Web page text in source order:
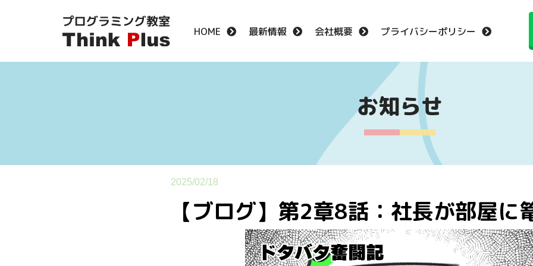
HOME 最新情報 会社概要 プライバシーポリシー
お知らせ
2025/02/18
【ブログ】第2章8話：社長が部屋に